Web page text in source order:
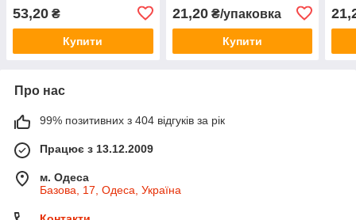
53,20 ₴
Купити
21,20₴/упаковка
Купити
Про нас
99% позитивних з 404 відгуків за рік
Працює з 13.12.2009
м. Одеса
Базова, 17, Одеса, Україна